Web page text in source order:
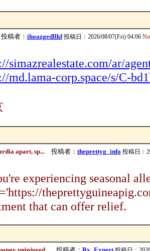
稿者： ihoazgedllkf 投稿日：2026/08/07(Fri) 04:06
simazrealestate.com/ar/
md.lama-corp.space/s/C-
apart, sp...投稿者： theprettyg_info 投稿日：
experiencing seasonal
that can offer relief.